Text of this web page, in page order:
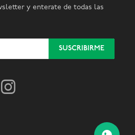
y enterate de todas las
SUSCRIBIRME
